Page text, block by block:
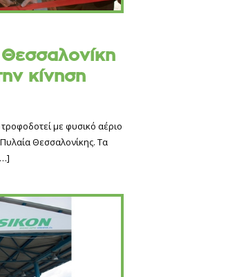
κίνηση
με φυσικό αέριο
Θεσσαλονίκης. Τα